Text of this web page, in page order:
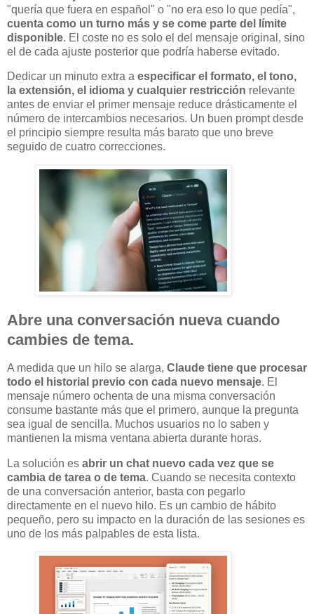
"quería que fuera en español" o "no era eso lo que pedía",
cuenta como un turno más y se come parte del límite
disponible. El coste no es solo el del mensaje original, sino
el de cada ajuste posterior que podría haberse evitado.
Dedicar un minuto extra a especificar el formato, el tono,
la extensión, el idioma y cualquier restricción relevante
antes de enviar el primer mensaje reduce drásticamente el
número de intercambios necesarios. Un buen prompt desde
el principio siempre resulta más barato que uno breve
seguido de cuatro correcciones.
Abre una conversación nueva cuando
cambies de tema.
A medida que un hilo se alarga, Claude tiene que procesar
todo el historial previo con cada nuevo mensaje. El
mensaje número ochenta de una misma conversación
consume bastante más que el primero, aunque la pregunta
sea igual de sencilla. Muchos usuarios no lo saben y
mantienen la misma ventana abierta durante horas.
La solución es abrir un chat nuevo cada vez que se
cambia de tarea o de tema. Cuando se necesita contexto
de una conversación anterior, basta con pegarlo
directamente en el nuevo hilo. Es un cambio de hábito
pequeño, pero su impacto en la duración de las sesiones es
uno de los más palpables de esta lista.